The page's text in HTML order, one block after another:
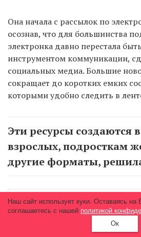
Она начала с рассылок по
осознав, что для большинства
электронка давно перестала
инструментом коммуникации,
социальных медиа. Большие
сокращает до коротких емких
которыми удобно следить в
Эти ресурсы создаются
взрослых, подросткам
другие форматы,
Наш сайт использует куки. Оставаясь на
соглашаетесь с нашей политикой
Ок